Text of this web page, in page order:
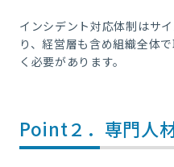
インシデント対応体制はサ
り、経営層も含め組織全体
く必要があります。
Point２． 専門人